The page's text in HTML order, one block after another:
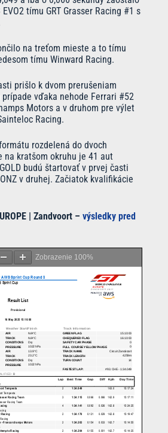
tímu GRT Grasser Racing #1 s
na treťom mieste a to tímu
tímu Winward Racing.
prišlo k dvom prerušeniam
vďaka nehode Ferrari #52
Motors a v druhom pre výlet
Racing.
rozdelená do dvoch
na kratšom okruhu je 41 aut
budú štartovať v prvej časti
v druhej. Začiatok kvalifikácie
| Zandvoort – výsledky pred
Zobrazenie 100%